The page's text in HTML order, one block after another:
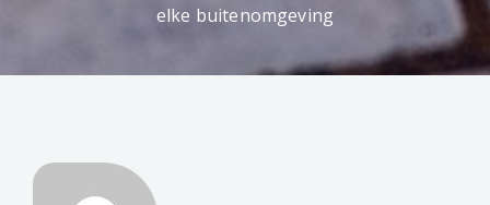
elke buitenomgeving